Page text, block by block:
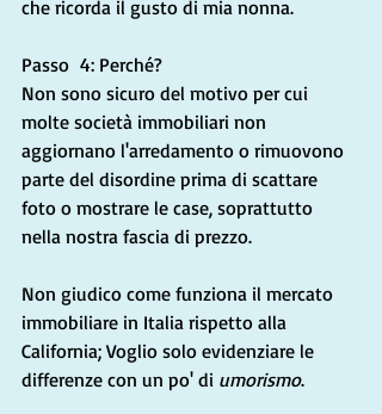
che ricorda il gusto di mia nonna.
Passo  4: Perché?
Non sono sicuro del motivo per cui
molte società immobiliari non
aggiornano l'arredamento o rimuovono
parte del disordine prima di scattare
foto o mostrare le case, soprattutto
nella nostra fascia di prezzo.
Non giudico come funziona il mercato
immobiliare in Italia rispetto alla
California; Voglio solo evidenziare le
differenze con un po' di umorismo.